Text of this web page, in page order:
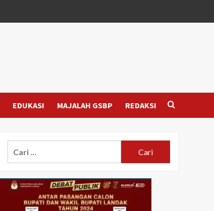
EDUKASI MAJALAH GSBP REDAKSI